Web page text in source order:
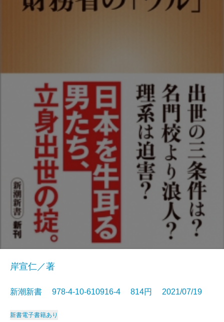
岸宣仁／著
新潮新書 978-4-10-610916-4 814円 2021/07/19
新書電子書籍あり